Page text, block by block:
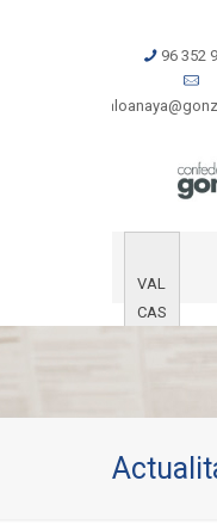
96 352
VAL
CAS